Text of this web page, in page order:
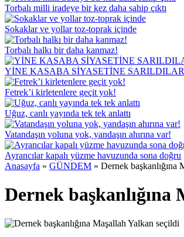
Torbalı milli iradeye bir kez daha sahip çıktı
Sokaklar ve yollar toz-toprak içinde
Torbalı halkı bir daha kanmaz!
YİNE KASABA SİYASETİNE SARILDILAR
Fetrek’i kirletenlere geçit yok!
Uğuz, canlı yayında tek tek anlattı
Vatandaşın yoluna yok, yandaşın ahırına var!
Ayrancılar kapalı yüzme havuzunda sona doğru
Anasayfa » GÜNDEM » Dernek başkanlığına
Dernek